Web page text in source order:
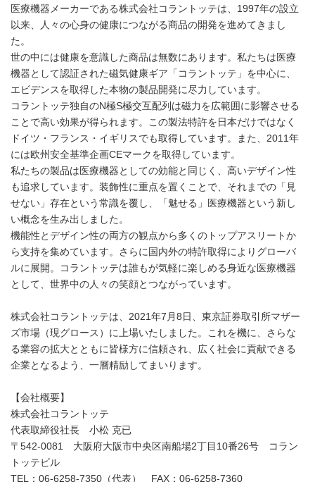
医療機器メーカーである株式会社コラントッテは、1997年の設立
以来、人々の心身の健康につながる商品の開発を進めてきまし
た。
世の中には健康を意識した商品は無数にあります。私たちは医療
機器として認証された磁気健康ギア「コラントッテ」を中心に、
エビデンスを取得した本物の製品開発に尽力しています。
コラントッテ独自のN極S極交互配列は磁力を広範囲に影響させる
ことで高い効果が得られます。この製法特許を日本だけではなく
ドイツ・フランス・イギリスでも取得しています。また、2011年
には欧州安全基準企画CEマークを取得しています。
私たちの製品は医療機器としての効能と同じく、高いデザイン性
も追求しています。装飾性に重点を置くことで、それまでの「見
せない」存在という常識を覆し、「魅せる」医療機器という新し
い概念を生み出しました。
機能性とデザイン性の両方の観点から多くのトップアスリートか
ら支持を集めています。さらに国内外の特許取得によりグローバ
ルに展開。コラントッテは誰もが気軽に楽しめる身近な医療機器
として、世界中の人々の笑顔とつながっています。
株式会社コラントッテは、2021年7月8日、東京証券取引所マザー
ズ市場（現グロース）に上場いたしました。これを機に、さらな
る業容の拡大とともに皆様方に信頼され、広く社会に貢献できる
企業となるよう、一層精励してまいります。
【会社概要】
株式会社コラントッテ
代表取締役社長 小松 克已
〒542-0081 大阪府大阪市中央区南船場2丁目10番26号 コラン
トッテビル
TEL：06-6258-7350（代表） FAX：06-6258-7360